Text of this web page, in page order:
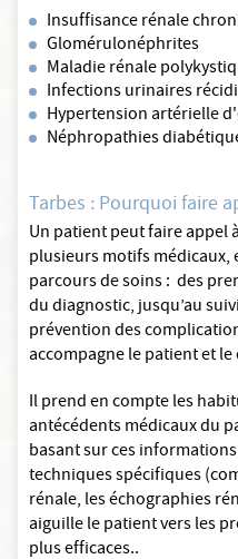
Insuffisance rénale
Glomérulonéphrites
Maladie rénale
Infections urinaires
Hypertension artérielle
Néphropathies
Tarbes : Pourquoi faire
Un patient peut faire appel
plusieurs motifs médicaux,
parcours de soins : des
du diagnostic, jusqu’au
prévention des
accompagne le patient et
Il prend en compte les
antécédents médicaux du
basant sur ces informations
techniques spécifiques
rénale, les échographies
aiguille le patient vers les
plus efficaces..